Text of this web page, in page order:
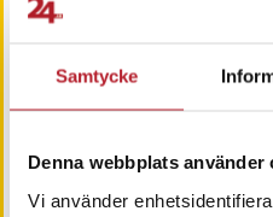
Samtycke
Denna webbplats använder
Vi använder
-63%